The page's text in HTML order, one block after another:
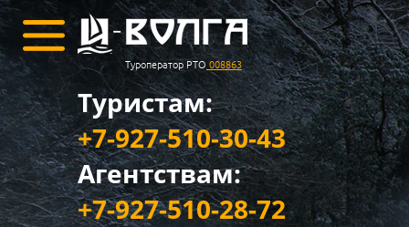
Туроператор РТО 008863
Туристам:
+7-927-510-30-43
Агентствам:
+7-927-510-28-72